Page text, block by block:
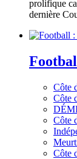
prolifique
dernière
Côte
Côte
Côte
Côte